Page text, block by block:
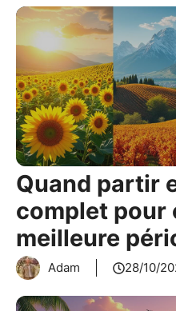
Quand partir
complet pour
meilleure
Adam 28/10/